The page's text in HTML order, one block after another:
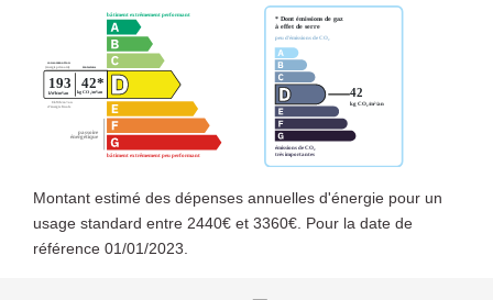
Montant estimé des dépenses annuelles d'énergie pour un
usage standard entre 2440€ et 3360€. Pour la date de
référence 01/01/2023.